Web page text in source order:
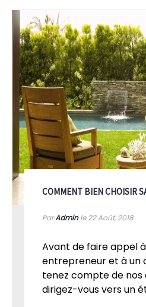
COMMENT BIEN CHOISIR
ParAdminle 22Août, 2018
Avant de faire appel
entrepreneur et à un
tenez compte de nos
dirigez-vous vers un